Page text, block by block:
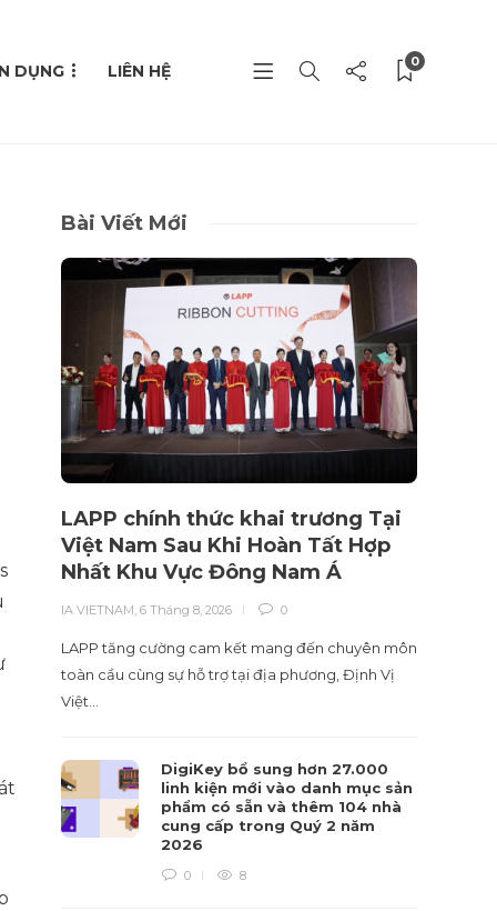
DỤNG LIÊN HỆ 0
Bài Viết Mới
LAPP chính thức khai trương Tại
Việt Nam Sau Khi Hoàn Tất Hợp
Nhất Khu Vực Đông Nam Á
IA VIETNAM ,6 Tháng 8, 2026 0
LAPP tăng cường cam kết mang đến chuyên môn
toàn cầu cùng sự hỗ trợ tại địa phương, Định Vị
Việt…
DigiKey bổ sung hơn 27.000
linh kiện mới vào danh mục sản
phẩm có sẵn và thêm 104 nhà
cung cấp trong Quý 2 năm
2026
0 8